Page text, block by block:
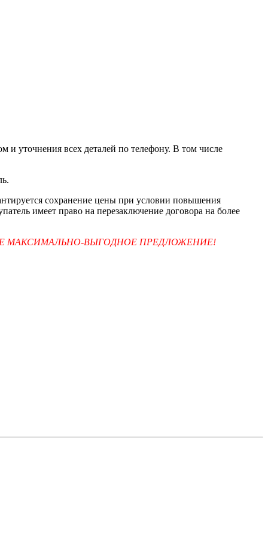
и уточнения всех деталей по телефону. В том числе
сохранение цены при условии повышения
имеет право на перезаключение договора на более
МАКСИМАЛЬНО-ВЫГОДНОЕ ПРЕДЛОЖЕНИЕ!